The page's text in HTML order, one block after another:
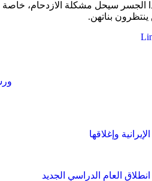
سيحل مشكلة الازدحام، خاصة أن
ينتظرون بناتهن.
وإغلاقها
العام الدراسي الجديد